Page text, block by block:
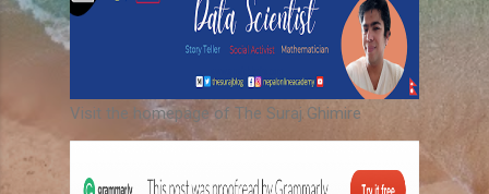
Visit the homepage of The Suraj Ghimire